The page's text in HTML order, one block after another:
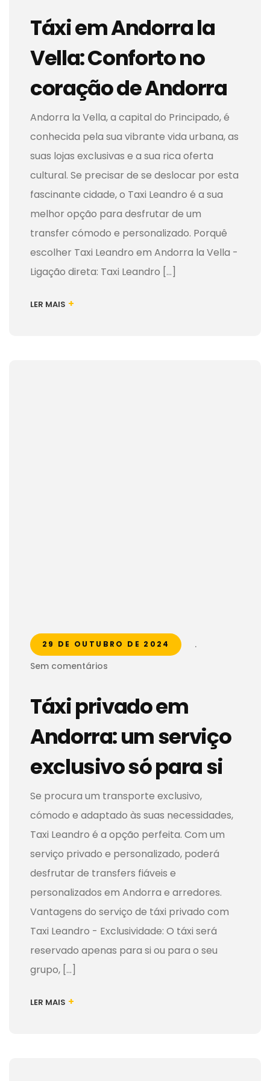
Táxi em Andorra la
Vella: Conforto no
coração de Andorra
Andorra la Vella, a capital do Principado, é
conhecida pela sua vibrante vida urbana, as
suas lojas exclusivas e a sua rica oferta
cultural. Se precisar de se deslocar por esta
fascinante cidade, o Taxi Leandro é a sua
melhor opção para desfrutar de um
transfer cómodo e personalizado. Porquê
escolher Taxi Leandro em Andorra la Vella -
Ligação direta: Taxi Leandro [...]
LER MAIS +
29 DE OUTUBRO DE 2024
.
Sem comentários
Táxi privado em
Andorra: um serviço
exclusivo só para si
Se procura um transporte exclusivo,
cómodo e adaptado às suas necessidades,
Taxi Leandro é a opção perfeita. Com um
serviço privado e personalizado, poderá
desfrutar de transfers fiáveis e
personalizados em Andorra e arredores.
Vantagens do serviço de táxi privado com
Taxi Leandro - Exclusividade: O táxi será
reservado apenas para si ou para o seu
grupo, [...]
LER MAIS +